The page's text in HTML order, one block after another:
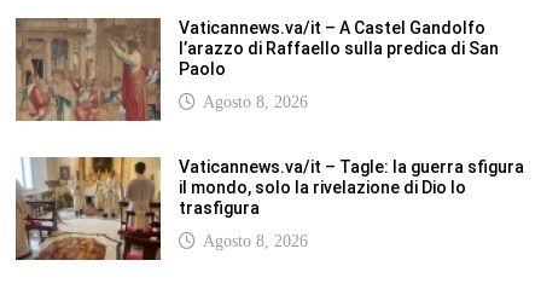
Vaticannews.va/it – A Castel Gandolfo
l’arazzo di Raffaello sulla predica di San
Paolo
Agosto 8, 2026
Vaticannews.va/it – Tagle: la guerra sfigura
il mondo, solo la rivelazione di Dio lo
trasfigura
Agosto 8, 2026